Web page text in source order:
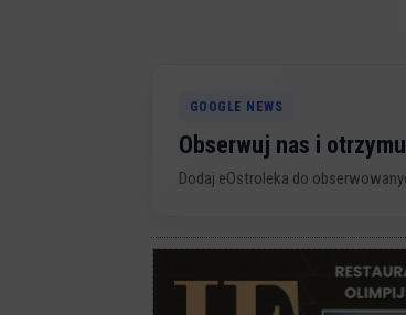
GOOGLE NEWS
Obserwuj nas i
Dodaj eOstroleka do